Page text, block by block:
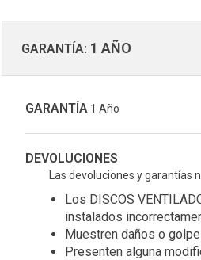
GARANTÍA: 1 AÑO
GARANTÍA 1 Año
DEVOLUCIONES
Las devoluciones y garantías
Los DISCOS
instalados
Muestren daños o
Presenten alguna